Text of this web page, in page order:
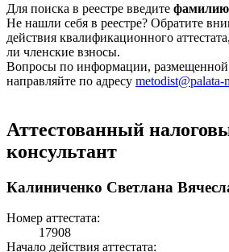
Для поиска в реестре введите фамилию
Не нашли себя в реестре? Обратите
действия квалификационного
ли членские взносы.
Вопросы по информации, размещенной
направляйте по адресу metodist@palata-
Аттестованный
консультант
Калиниченко Светлана
Номер аттестата:
17908
Начало действия аттестата: